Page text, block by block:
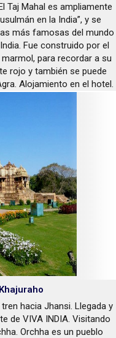
Taj Mahal es ampliamente
en la India”, y se
más famosas del mundo
Fue construido por el
para recordar a su
rojo y también se puede
Alojamiento en el hotel.
hacia Jhansi. Llegada y
de VIVA INDIA. Visitando
Orchha es un pueblo